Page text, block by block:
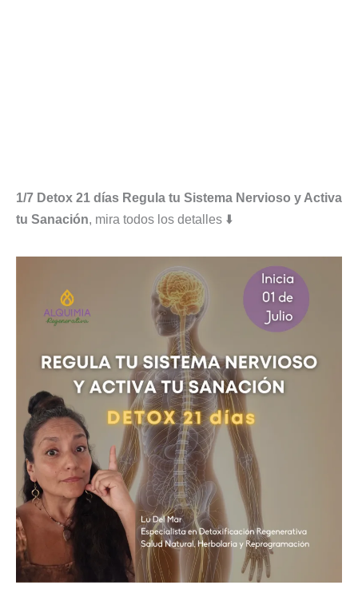
1/7 Detox 21 días Regula tu Sistema Nervioso y Activa
tu Sanación, mira todos los detalles ⬇️